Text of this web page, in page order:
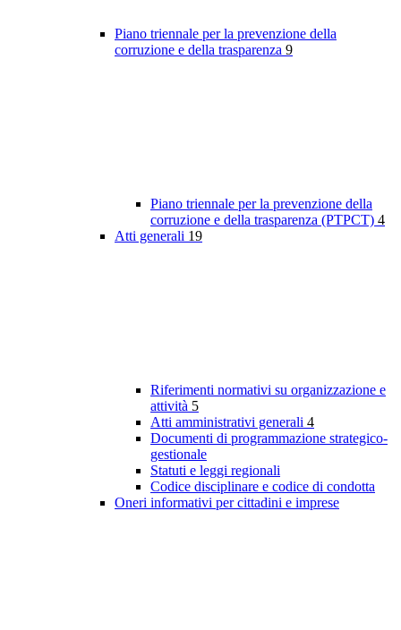
Piano triennale per la prevenzione della
corruzione e della trasparenza 9
Piano triennale per la prevenzione della
corruzione e della trasparenza (PTPCT) 4
Atti generali 19
Riferimenti normativi su organizzazione e
attività 5
Atti amministrativi generali 4
Documenti di programmazione strategico-
gestionale
Statuti e leggi regionali
Codice disciplinare e codice di condotta
Oneri informativi per cittadini e imprese